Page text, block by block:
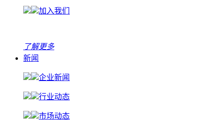
加入我们
了解更多
新闻
企业新闻
行业动态
市场动态